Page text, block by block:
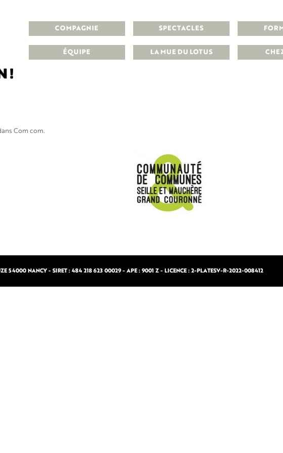
COMPAGNIE
ÉQUIPE
SPECTACLES
LA MUE DU LOTUS
Com com.
54000 NANCY - SIRET : 484 218 623 00029 - APE : 9001 Z - LICENCE : 2-PLATESV-R-2022-008412